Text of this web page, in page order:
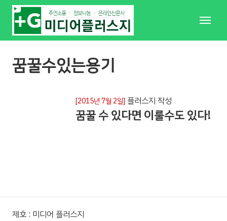
메
뉴
꿈꿀수있는용기
[2015년 7월 2일] 플러스지 작성
꿈꿀 수 있다면 이룰수도 있다!
제호 : 미디어 플러스지